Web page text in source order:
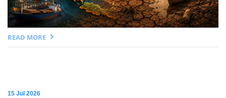
READ MORE
15 Jul 2026